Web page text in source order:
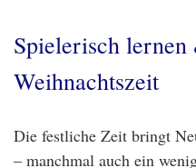
Spielerisch
Weihnachtszeit
Die festliche Zeit bringt
– manchmal auch ein